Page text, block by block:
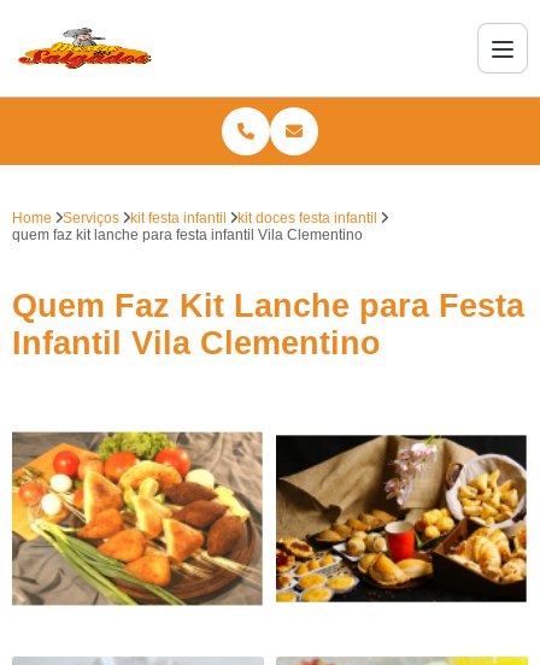
Home Serviços kit festa infantil
kit doces festa infantil
quem faz kit lanche para festa infantil Vila Clementino
Quem Faz Kit Lanche para Festa
Infantil Vila Clementino